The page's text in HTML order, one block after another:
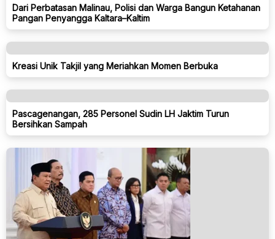
Dari Perbatasan Malinau, Polisi dan Warga Bangun Ketahanan
Pangan Penyangga Kaltara–Kaltim
Kreasi Unik Takjil yang Meriahkan Momen Berbuka
Pascagenangan, 285 Personel Sudin LH Jaktim Turun
Bersihkan Sampah